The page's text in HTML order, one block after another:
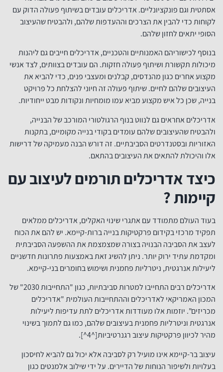
אסתטית וגם פונקציונליים. אדריכלים עובדים בשיתוף פעולה הדוק עם
לקוחות כדי להבין את הצרכים וההעדפות שלהם, ולהבטיח שהעיצוב
הסופי יתאים לחזון שלהם.
בנוסף לכישוריהם האמנותיים והטכניים, אדריכלים חייבים גם ליהנות
מיכולות תקשורת ושיתוף פעולה חזקות. הם עובדים בצוותים, לצד אנשי
מקצוע אחרים כגון מהנדסים, קבלנים ומעצבי פנים, כדי להביא את
העיצובים שלהם לחיים. שיתוף פעולה זה חיוני להצלחת כל פרויקט
בנייה, שכן כל איש מקצוע מביא עמו מומחיות ונקודות מבט ייחודיות.
אדריכלים אחראים גם לנווט בנוף הרגולטורי המורכב של הבנייה,
ולהבטיח שהעיצובים שלהם עומדים בקודי בנייה מקומיים, בתקנות
האזוריות ובסטנדרטים הסביבתיים. זה דורש הבנה מעמיקה של דרישות
אלו והיכולת להתאים את העיצובים בהתאם.
כיצד אדריכלים תורמים לעיצוב עם
קיימות ?
בעוד העולם מתמודד עם אתגרי שינוי האקלים, אדריכלים ממלאים
תפקיד מרכזי בקידום פרקטיקות בנייה ברות-קיימא. יש להם את הכוח
לעצב את הסביבה הבנויה בצורה שמצמצמת את ההשפעה הסביבתית
ומקדמת עתיד ירוק יותר. ניתן להשיג זאת באמצעות פתרונות חדשניים
ליעילות אנרגטית, ניטרליות פחמנית ושימוש בחומרים בני-קיימא.
אדריכלים רבים התחייבו למטרות סביבתיות, כגון "התחייבות 2030" של
המכון האמריקאי לאדריכלים וההתחייבות העולמית "אדריכלים
מכריזים". יוזמות אלו מעודדות אדריכלים לתת עדיפות ליעילות
אנרגטית וניטרליות פחמנית בעיצובים שלהם, כמו גם לתמוך בשינוי
מהיר לכיוון פרקטיקות עיצוב רגנרטיביות[^4^].
עיצוב בר-קיימא אינו מועיל רק לסביבה אלא יכול גם להביא לחיסכון
בעלויות ולשיפור הנוחות של הדיירים. על ידי שילוב אלמנטים כגון